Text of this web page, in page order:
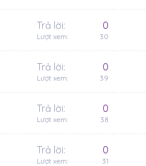
Trả lời 0
Lượt xem 30
Trả lời 0
Lượt xem 39
Trả lời 0
Lượt xem 38
Trả lời 0
Lượt xem 31